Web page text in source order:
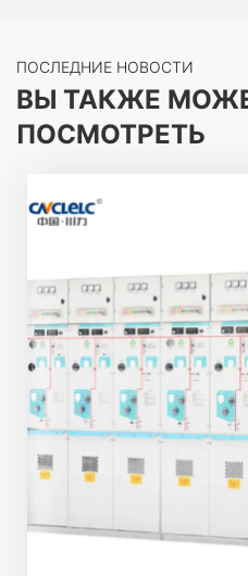
отсек под
устройство оснащено
характеристиками
переменного тока
выключателя с
устройства оснащена
надежными
защиты; шина
изоляционный
изоляции с
оптимизирует форму
структура шкафа
Распределительное
оборудование для
электроэнергии с
стабильными
ПОСЛЕДНИЕ НОВОСТИ
ВЫ ТАКЖЕ
ПОСМОТРЕТЬ